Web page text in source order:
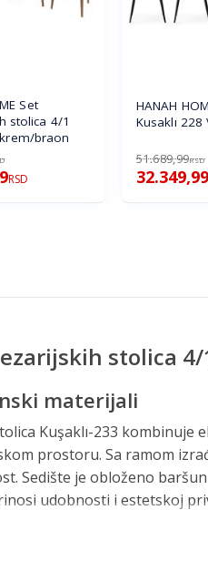
Set
stolica 4/1
braon
RSD
HANAH
Kusaklı
51.689,99RSD
32.349,99
stolica 4/
materijali
Kuşaklı-233
prostoru. Sa ramom
Sedište je obloženo
udobnosti i estetskoj